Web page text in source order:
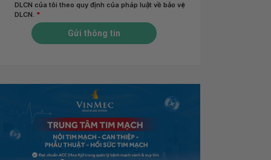
DLCN của tôi theo quy định của pháp luật về bảo vệ
DLCN. *
Gửi thông tin